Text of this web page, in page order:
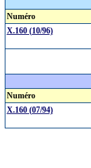
Numéro
X.160 (10/96)
Numéro
X.160 (07/94)